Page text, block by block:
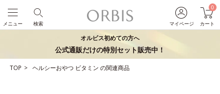
マイページ
0
カート
検索
メニュー
オルビス初めての方へ
公式通販だけの特別セット販売中！
TOP ヘルシーおやつ ビタミン の関連商品